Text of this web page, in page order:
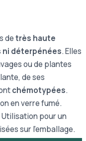
detrès haute
ni déterpénées. Elles
ou de plantes
de ses
chémotypées.
en verre fumé.
pour un
sur l’emballage.